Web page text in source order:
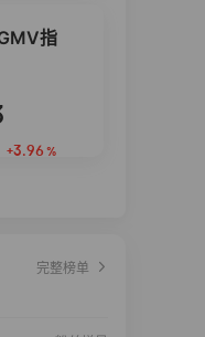
指
+3.96 %
完整榜单